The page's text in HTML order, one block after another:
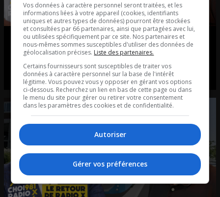
Est-ce que Sam Hamad est
convaincant?
Nouveau duo: Lino Zambito et Vincent Bégin!
Vos données à caractère personnel seront traitées, et les
informations liées à votre appareil (cookies, identifiants
uniques et autres types de données) pourront être stockées
et consultées par 66 partenaires, ainsi que partagées avec lui,
ou utilisées spécifiquement par ce site. Nos partenaires et
nous-mêmes sommes susceptibles d'utiliser des données de
géolocalisation précises. Liste des partenaires.
Certains fournisseurs sont susceptibles de traiter vos
données à caractère personnel sur la base de l'intérêt
légitime. Vous pouvez vous y opposer en gérant vos options
ci-dessous. Recherchez un lien en bas de cette page ou dans
le menu du site pour gérer ou retirer votre consentement
dans les paramètres des cookies et de confidentialité.
Autoriser
Gérer vos préférences